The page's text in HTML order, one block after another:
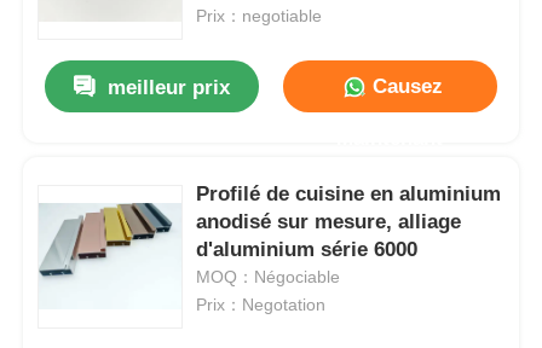
Prix：negotiable
meilleur prix Causez
Profilé de cuisine en aluminium
anodisé sur mesure, alliage
d'aluminium série 6000
MOQ：Négociable
Prix：Negotation